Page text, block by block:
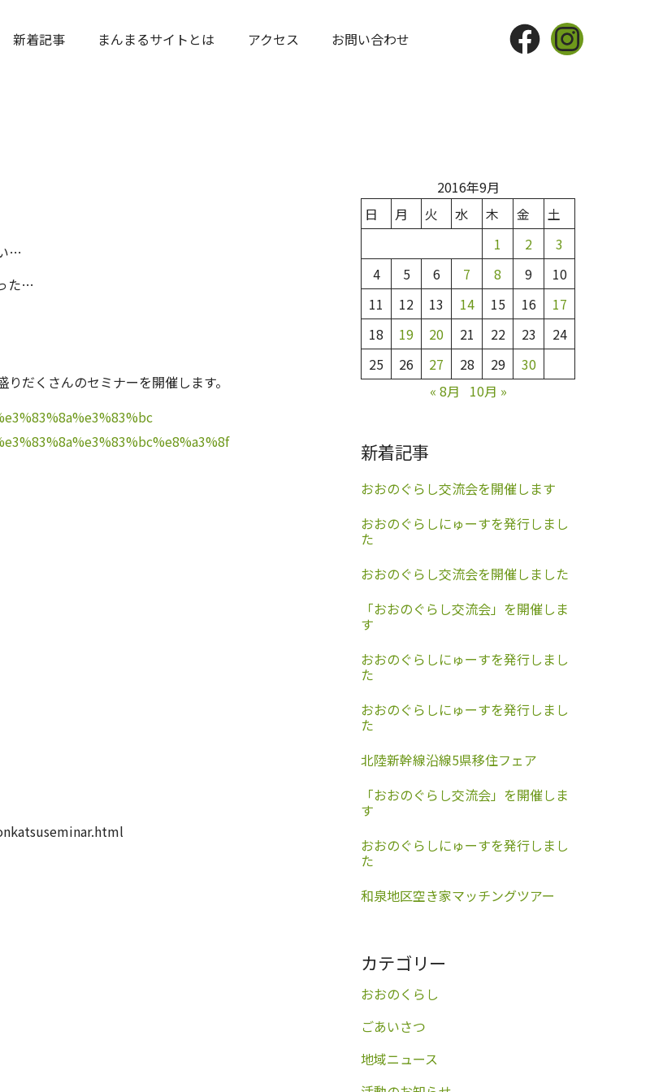
新着記事 まんまるサイトとは アクセス お問い合わせ FacebookInstagram
…
た…
だくさんのセミナーを開催します。
2016年9月
日
月 火 水 木 金
土
1
2
3
4
5 6 7 8 9
10
11
12 13 14 15 16
17
18
19 20 21 22 23
24
25
26 27 28 29
30
« 8月
10月 »
新着記事
おおのぐらし交流会を開催します
おおのぐらしにゅーすを発行しまし
た
おおのぐらし交流会を開催しました
「おおのぐらし交流会」を開催しま
す
おおのぐらしにゅーすを発行しまし
た
おおのぐらしにゅーすを発行しまし
た
北陸新幹線沿線5県移住フェア
「おおのぐらし交流会」を開催しま
す
おおのぐらしにゅーすを発行しまし
た
和泉地区空き家マッチングツアー
カテゴリー
おおのくらし
ごあいさつ
地域ニュース